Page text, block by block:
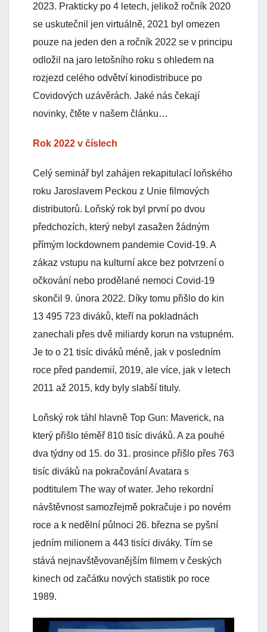
2023. Prakticky po 4 letech, jelikož ročník 2020
se uskutečnil jen virtuálně, 2021 byl omezen
pouze na jeden den a ročník 2022 se v principu
odložil na jaro letošního roku s ohledem na
rozjezd celého odvětví kinodistribuce po
Covidových uzávěrách. Jaké nás čekají
novinky, čtěte v našem článku…
Rok 2022 v číslech
Celý seminář byl zahájen rekapitulací loňského
roku Jaroslavem Peckou z Unie filmových
distributorů. Loňský rok byl první po dvou
předchozích, který nebyl zasažen žádným
přímým lockdownem pandemie Covid-19. A
zákaz vstupu na kulturní akce bez potvrzení o
očkování nebo prodělané nemoci Covid-19
skončil 9. února 2022. Díky tomu přišlo do kin
13 495 723 diváků, kteří na pokladnách
zanechali přes dvě miliardy korun na vstupném.
Je to o 21 tisíc diváků méně, jak v posledním
roce před pandemií, 2019, ale více, jak v letech
2011 až 2015, kdy byly slabší tituly.
Loňský rok táhl hlavně Top Gun: Maverick, na
který přišlo téměř 810 tisíc diváků. A za pouhé
dva týdny od 15. do 31. prosince přišlo přes 763
tisíc diváků na pokračování Avatara s
podtitulem The way of water. Jeho rekordní
návštěvnost samozřejmě pokračuje i po novém
roce a k nedělní půlnoci 26. března se pyšní
jedním milionem a 443 tisíci diváky. Tím se
stává nejnavštěvovanějším filmem v českých
kinech od začátku nových statistik po roce
1989.